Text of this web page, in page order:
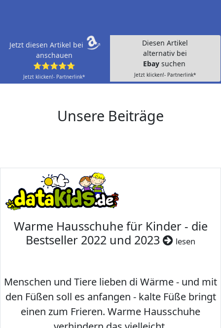
Jetzt diesen Artikel bei
anschauen
⭐⭐⭐⭐⭐
Jetzt klicken!- Partnerlink*
Diesen Artikel
alternativ bei
Ebay suchen
Jetzt klicken!- Partnerlink*
Unsere Beiträge
Warme Hausschuhe für Kinder - die
Bestseller 2022 und 2023
lesen
Menschen und Tiere lieben di Wärme - und mit
den Füßen soll es anfangen - kalte Füße bringt
einen zum Frieren. Warme Hausschuhe